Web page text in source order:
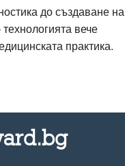
до създаване на
вече
практика.